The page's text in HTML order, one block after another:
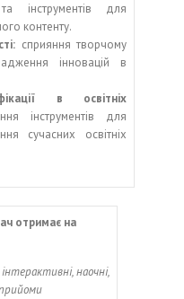
інструментів для
контенту.
сприяння творчому
інновацій в
в освітніх
інструментів для
сучасних освітніх
отримає на
наочні,